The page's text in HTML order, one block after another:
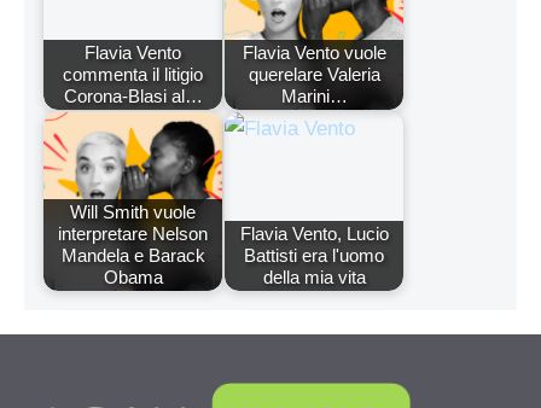
Flavia Vento
commenta il litigio
Corona-Blasi al…
Flavia Vento vuole
querelare Valeria
Marini…
Will Smith vuole
interpretare Nelson
Mandela e Barack
Obama
Flavia Vento, Lucio
Battisti era l'uomo
della mia vita